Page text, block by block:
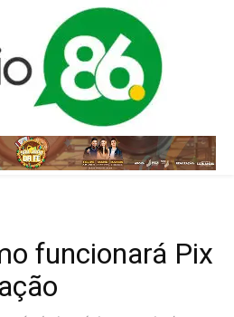
funcionará Pix